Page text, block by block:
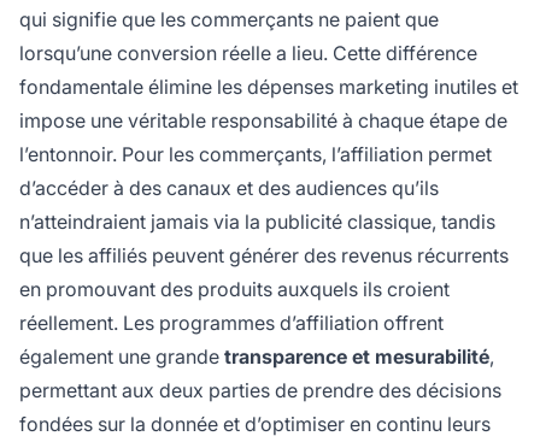
qui signifie que les commerçants ne paient que
lorsqu’une conversion réelle a lieu. Cette différence
fondamentale élimine les dépenses marketing inutiles et
impose une véritable responsabilité à chaque étape de
l’entonnoir. Pour les commerçants, l’affiliation permet
d’accéder à des canaux et des audiences qu’ils
n’atteindraient jamais via la publicité classique, tandis
que les affiliés peuvent générer des revenus récurrents
en promouvant des produits auxquels ils croient
réellement. Les programmes d’affiliation offrent
également une grande transparence et mesurabilité,
permettant aux deux parties de prendre des décisions
fondées sur la donnée et d’optimiser en continu leurs